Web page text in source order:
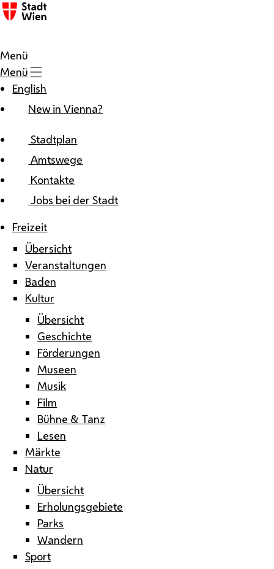
Zum Inhalt
Menü
Menü
English
New in Vienna?
Stadtplan
Amtswege
Kontakte
Jobs bei der Stadt
Freizeit
Übersicht
Veranstaltungen
Baden
Kultur
Übersicht
Geschichte
Förderungen
Museen
Musik
Film
Bühne & Tanz
Lesen
Märkte
Natur
Übersicht
Erholungsgebiete
Parks
Wandern
Sport